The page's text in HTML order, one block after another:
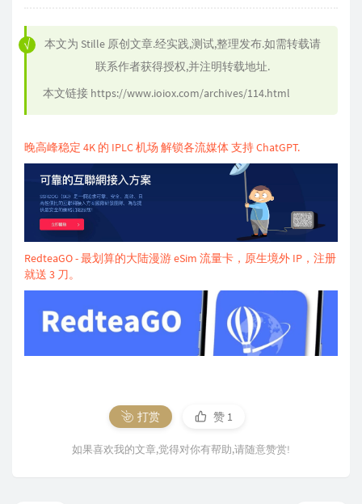
本文为 Stille 原创文章.经实践,测试,整理发布.如需转载请
联系作者获得授权,并注明转载地址.
本文链接 https://www.ioiox.com/archives/114.html
晚高峰稳定 4K 的 IPLC 机场 解锁各流媒体 支持 ChatGPT.
RedteaGO - 最划算的大陆漫游 eSim 流量卡，原生境外 IP，注册
就送 3 刀。
打赏 赞 1
如果喜欢我的文章,觉得对你有帮助,请随意赞赏!